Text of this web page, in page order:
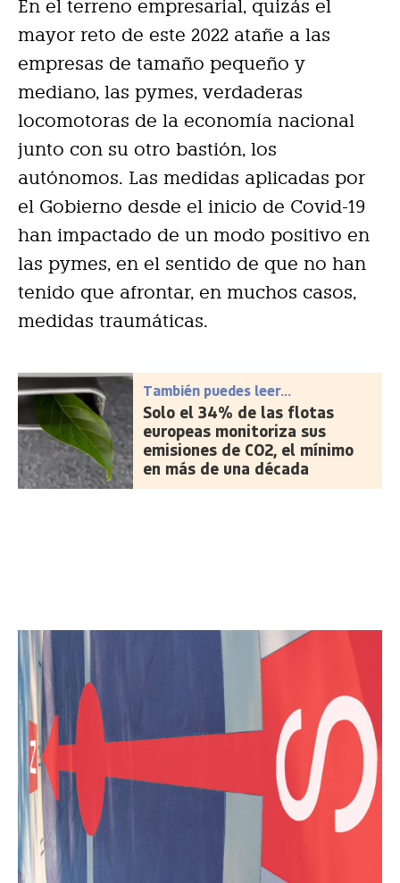
En el terreno empresarial, quizás el
mayor reto de este 2022 atañe a las
empresas de tamaño pequeño y
mediano, las pymes, verdaderas
locomotoras de la economía nacional
junto con su otro bastión, los
autónomos. Las medidas aplicadas por
el Gobierno desde el inicio de Covid-19
han impactado de un modo positivo en
las pymes, en el sentido de que no han
tenido que afrontar, en muchos casos,
medidas traumáticas.
También puedes leer...
Solo el 34% de las flotas
europeas monitoriza sus
emisiones de CO2, el mínimo
en más de una década